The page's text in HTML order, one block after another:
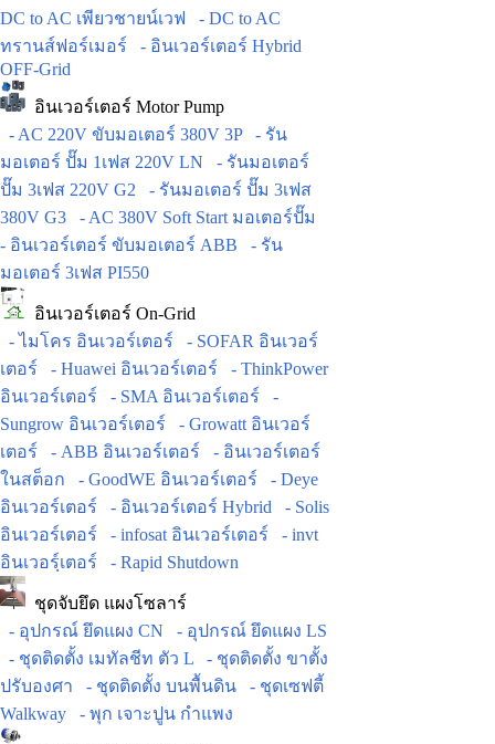
DC to AC เพียวชายน์เวฟ
- DC to AC
ทรานส์ฟอร์เมอร์
- อินเวอร์เตอร์ Hybrid
OFF-Grid
อินเวอร์เตอร์ Motor Pump
- AC 220V ขับมอเตอร์ 380V 3P
- รัน
มอเตอร์ ปั๊ม 1เฟส 220V LN
- รันมอเตอร์
ปั๊ม 3เฟส 220V G2
- รันมอเตอร์ ปั๊ม 3เฟส
380V G3
- AC 380V Soft Start มอเตอร์ปั๊ม
- อินเวอร์เตอร์ ขับมอเตอร์ ABB
- รัน
มอเตอร์ 3เฟส PI550
อินเวอร์เตอร์ On-Grid
- ไมโคร อินเวอร์เตอร์
- SOFAR อินเวอร์
เตอร์
- Huawei อินเวอร์เตอร์
- ThinkPower
อินเวอร์เตอร์
- SMA อินเวอร์เตอร์
-
Sungrow อินเวอร์เตอร์
- Growatt อินเวอร์
เตอร์
- ABB อินเวอร์เตอร์
- อินเวอร์เตอร์
ในสต็อก
- GoodWE อินเวอร์เตอร์
- Deye
อินเวอร์เตอร์
- อินเวอร์เตอร์ Hybrid
- Solis
อินเวอร์เตอร์
- infosat อินเวอร์เตอร์
- invt
อินเวอร์ฺเตอร์
- Rapid Shutdown
ชุดจับยึด แผงโซลาร์
- อุปกรณ์ ยึดแผง CN
- อุปกรณ์ ยึดแผง LS
- ชุดติดตั้ง เมทัลชีท ตัว L
- ชุดติดตั้ง ขาตั้ง
ปรับองศา
- ชุดติดตั้ง บนพื้นดิน
- ชุดเซฟตี้
Walkway
- พุก เจาะปูน กำแพง